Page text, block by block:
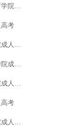
沈阳航空航天大学继续教育学院成人高考
考
辽宁科技大学继续教育学院成人高考
辽宁何氏医学院继续教育学院成人高考
辽宁工业大学继续教育学院成人高考
考
大连工业大学继续教育学院成人高考